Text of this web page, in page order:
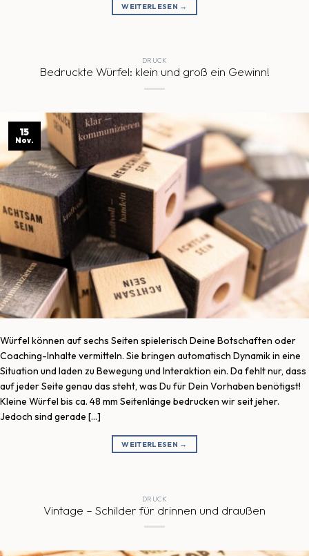
WEITERLESEN →
DRUCK
Bedruckte Würfel: klein und groß ein Gewinn!
15
Nov.
Würfel können auf sechs Seiten spielerisch Deine Botschaften oder
Coaching-Inhalte vermitteln. Sie bringen automatisch Dynamik in eine
Situation und laden zu Bewegung und Interaktion ein. Da fehlt nur, dass
auf jeder Seite genau das steht, was Du für Dein Vorhaben benötigst!
Kleine Würfel bis ca. 48 mm Seitenlänge bedrucken wir seit jeher.
Jedoch sind gerade […]
WEITERLESEN →
DRUCK
Vintage – Schilder für drinnen und draußen